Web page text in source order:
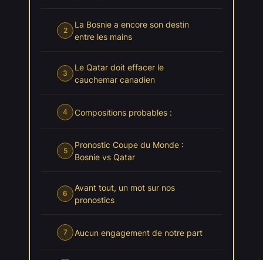
2
La Bosnie a encore son destin
entre les mains
3
Le Qatar doit effacer le
cauchemar canadien
4 Compositions probables :
5
Pronostic Coupe du Monde :
Bosnie vs Qatar
6
Avant tout, un mot sur nos
pronostics
7 Aucun engagement de notre part